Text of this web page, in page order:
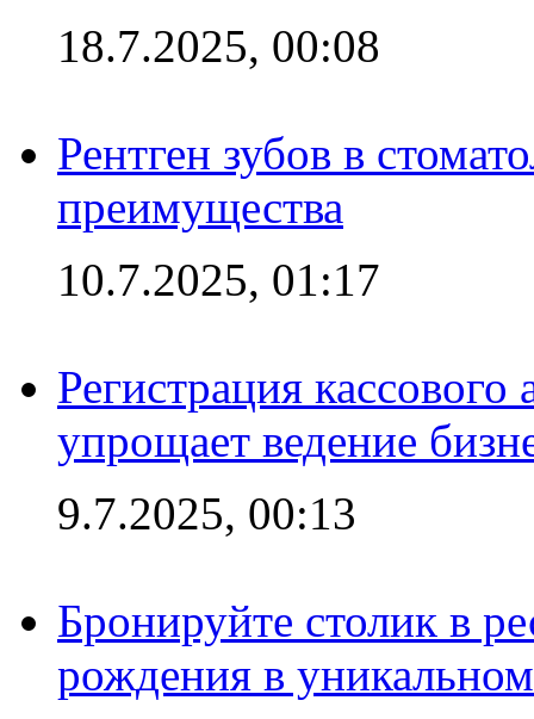
18.7.2025, 00:08
Рентген зубов в
преимущества
10.7.2025, 01:17
Регистрация
упрощает ведение
9.7.2025, 00:13
Бронируйте столик в
рождения в